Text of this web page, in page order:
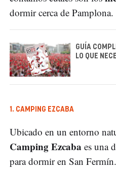
dormir cerca de Pamplona.
GUÍA
LO QUE
1. CAMPING EZCABA
Ubicado en un entorno
Camping Ezcaba es una
para dormir en San Fermín.